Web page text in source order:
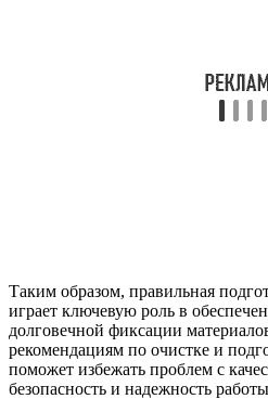
Таким образом, правильная
играет ключевую роль в
долговечной фиксации
рекомендациям по очистке и
поможет избежать проблем с
безопасность и надежность